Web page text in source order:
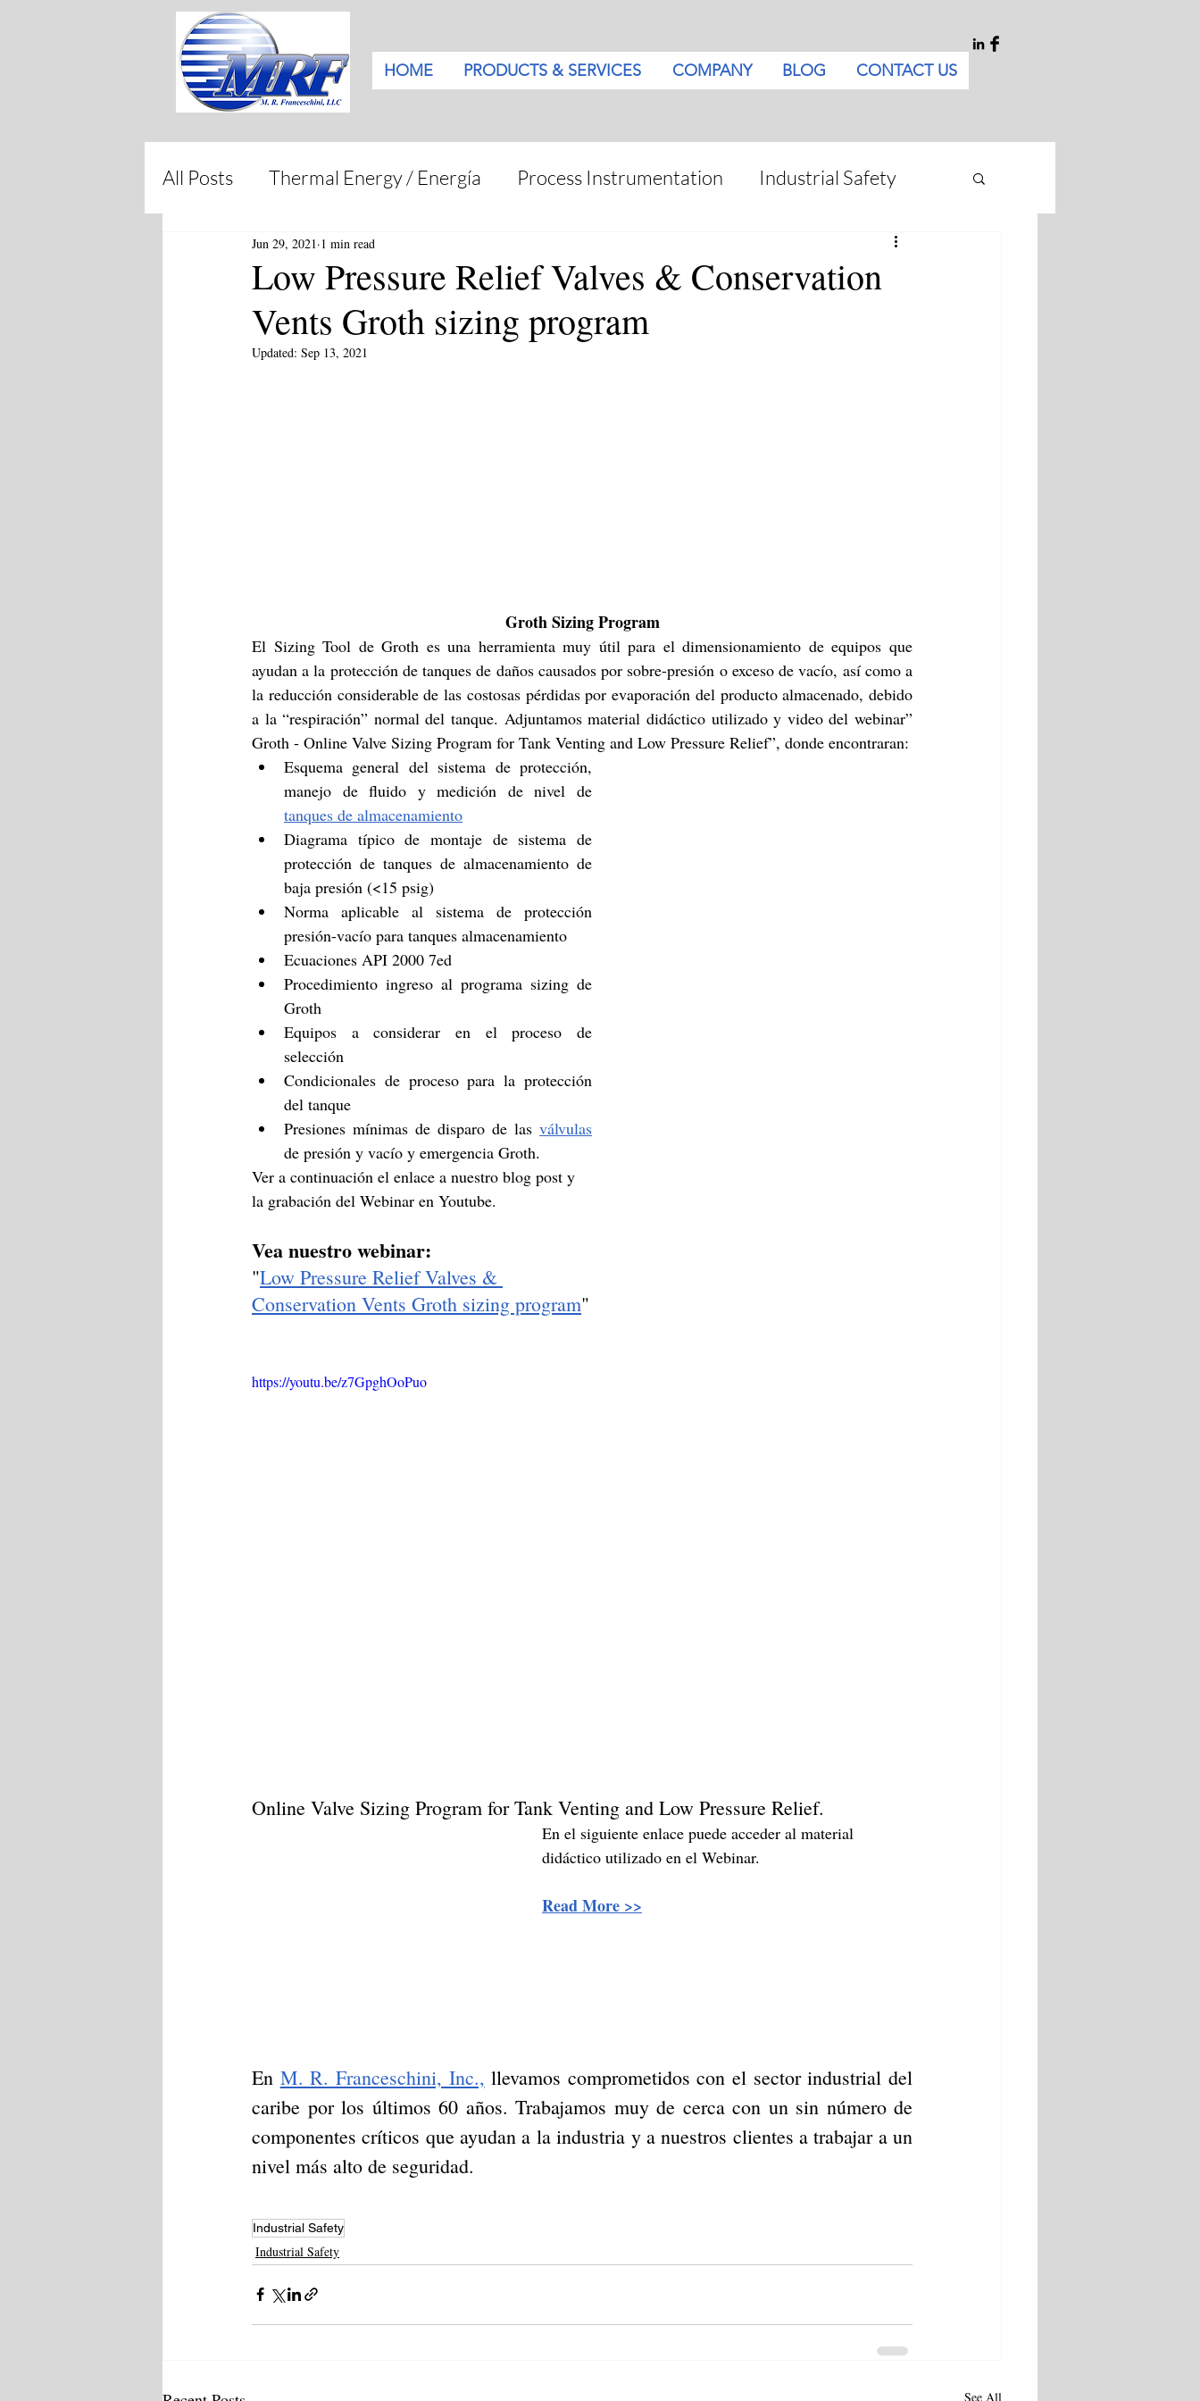
HOME PRODUCTS & SERVICES COMPANY BLOG CONTACT US
All Posts Thermal Energy / Energía Process Instrumentation Industrial Safety
Low Pressure Relief Valves & Conservation
Vents Groth sizing program
Jun 29, 2021 1 min read
Updated: Sep 13, 2021
Groth Sizing Program
El Sizing Tool de Groth es una herramienta muy útil para el dimensionamiento de equipos que
ayudan a la protección de tanques de daños causados por sobre-presión o exceso de vacío, así como a
la reducción considerable de las costosas pérdidas por evaporación del producto almacenado, debido
a la “respiración” normal del tanque. Adjuntamos material didáctico utilizado y video del webinar”
Esquema general del sistema de protección,
tanques de almacenamiento
Diagrama típico de montaje de sistema de
protección de tanques de almacenamiento de
baja presión (<15 psig)
Norma aplicable al sistema de protección
presión-vacío para tanques almacenamiento
Ecuaciones API 2000 7ed
Procedimiento ingreso al programa sizing de
Groth
Equipos a considerar en el proceso de
selección
Condicionales de proceso para la protección
del tanque
Presiones mínimas de disparo de las válvulas
de presión y vacío y emergencia Groth.
Ver a continuación el enlace a nuestro blog post y
la grabación del Webinar en Youtube.
Vea nuestro webinar:
"Low Pressure Relief Valves &
Conservation Vents Groth sizing program"
https://youtu.be/z7GpghOoPuo
Online Valve Sizing Program for Tank Venting and Low Pressure Relief.
En el siguiente enlace puede acceder al material
didáctico utilizado en el Webinar.
Read More >>
En M. R. Franceschini, Inc., llevamos comprometidos con el sector industrial del
caribe por los últimos 60 años. Trabajamos muy de cerca con un sin número de
componentes críticos que ayudan a la industria y a nuestros clientes a trabajar a un
nivel más alto de seguridad.
Industrial Safety
Industrial Safety
See All